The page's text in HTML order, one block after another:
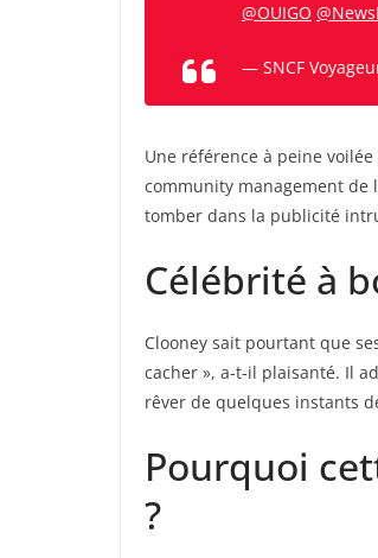
@OUIGO
— SNCF
Une référence à peine
community management de
tomber dans la publicité
Célébrité à
Clooney sait pourtant que
cacher », a-t-il plaisanté. Il
rêver de quelques instants
Pourquoi
?